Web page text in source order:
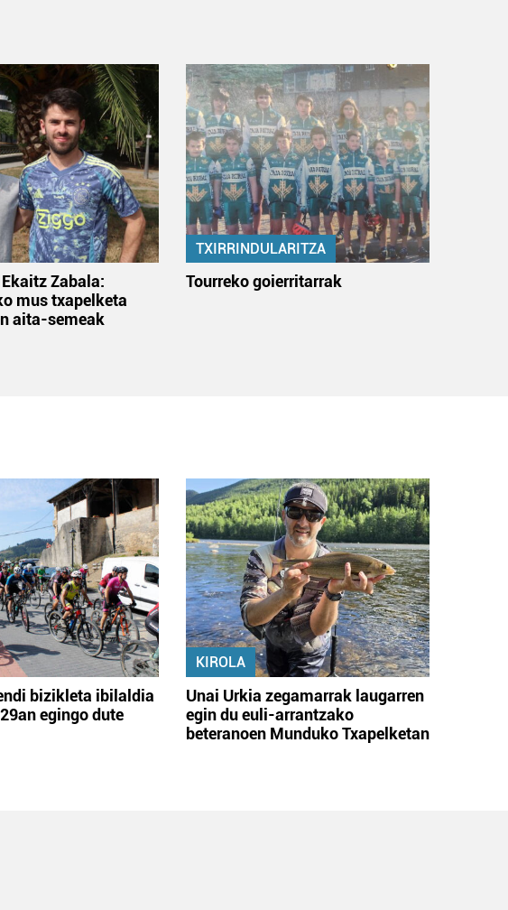
Zabala:
mus txapelketa
aita-semeak
TXIRRINDULARITZA
Tourreko goierritarrak
bizikleta ibilaldia
egingo dute
KIROLA
Unai Urkia zegamarrak laugarren
egin du euli-arrantzako
beteranoen Munduko Txapelketan